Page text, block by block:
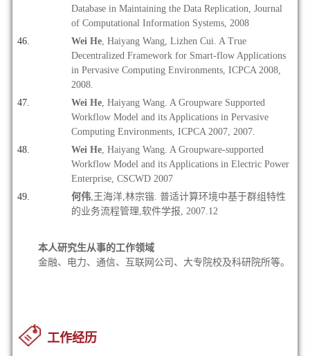
Database in Maintaining the Data Replication, Journal
of Computational Information Systems, 2008
Wei He, Haiyang Wang, Lizhen Cui. A True
Decentralized Framework for Smart-flow Applications
in Pervasive Computing Environments, ICPCA 2008,
2008.
Wei He, Haiyang Wang. A Groupware Supported
Workflow Model and its Applications in Pervasive
Computing Environments, ICPCA 2007, 2007.
Wei He, Haiyang Wang. A Groupware-supported
Workflow Model and its Applications in Electric Power
Enterprise, CSCWD 2007
何伟,王海洋,林宗锴. 普适计算环境中基于群组特性
的业务流程管理,软件学报, 2007.12
本人研究生从事的工作领域
金融、电力、通信、互联网公司、大专院校及科研院所等。
工作经历